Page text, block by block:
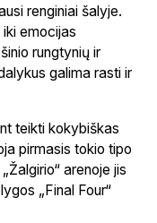
renginiai šalyje.
emocijas
rungtynių ir
galima rasti ir
teikti kokybiškas
pirmasis tokio tipo
arenoje jis
„Final Four“